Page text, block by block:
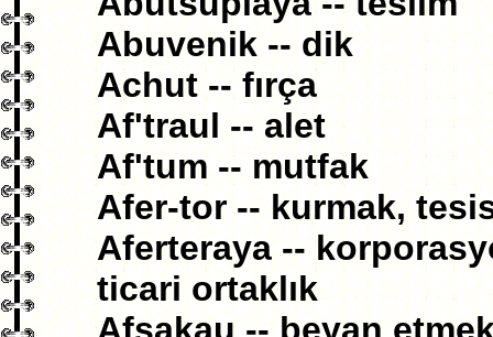
Abuvenik -- dik
Achut -- fırça
Af'traul -- alet
Af'tum -- mutfak
Afer-tor -- kurmak,
Aferteraya --
ticari ortaklık